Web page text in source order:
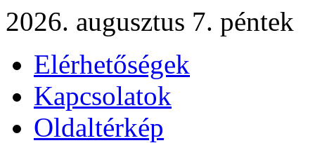
2026. augusztus 7. péntek
Elérhetőségek
Kapcsolatok
Oldaltérkép